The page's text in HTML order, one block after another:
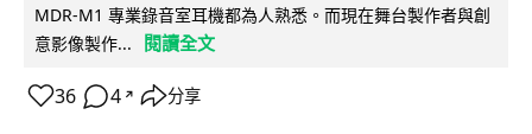
MDR-M1 專業錄音室耳機都為人熟悉。而現在舞台製作者與創
意影像製作...
閱讀全文
36 4 ↗ 分享